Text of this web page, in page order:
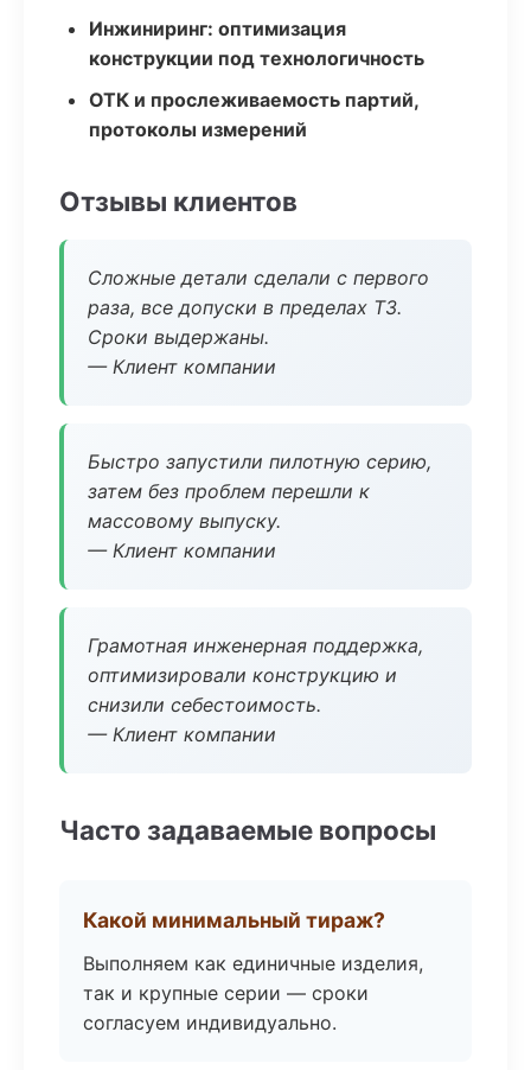
Инжиниринг: оптимизация
конструкции под технологичность
ОТК и прослеживаемость партий,
протоколы измерений
Отзывы клиентов
Сложные детали сделали с первого
раза, все допуски в пределах ТЗ.
Сроки выдержаны.
— Клиент компании
Быстро запустили пилотную серию,
затем без проблем перешли к
массовому выпуску.
— Клиент компании
Грамотная инженерная поддержка,
оптимизировали конструкцию и
снизили себестоимость.
— Клиент компании
Часто задаваемые вопросы
Какой минимальный тираж?
Выполняем как единичные изделия,
так и крупные серии — сроки
согласуем индивидуально.